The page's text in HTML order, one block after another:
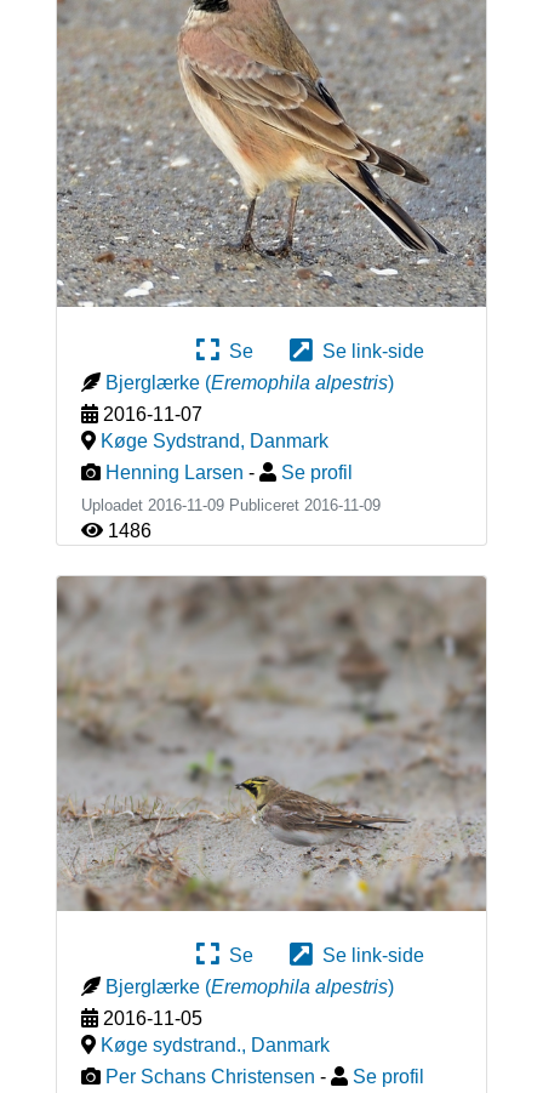
Se
Se link-side
Bjerglærke (Eremophila alpestris)
2016-11-07
Køge Sydstrand, Danmark
Henning Larsen - Se profil
Uploadet 2016-11-09 Publiceret 2016-11-09
1486
Se
Se link-side
Bjerglærke (Eremophila alpestris)
2016-11-05
Køge sydstrand., Danmark
Per Schans Christensen - Se profil